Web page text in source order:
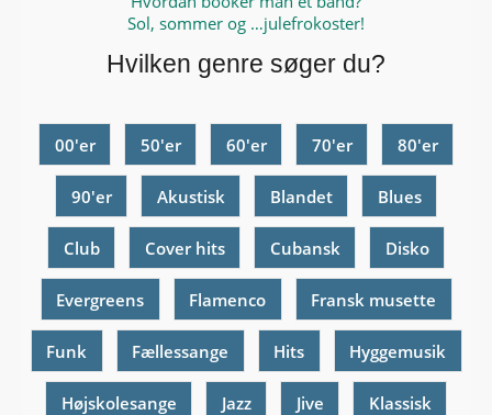
Sol, sommer og …julefrokoster!
Hvilken genre søger du?
00'er 50'er 60'er 70'er 80'er
90'er Akustisk Blandet Blues
Club Cover hits Cubansk Disko
Evergreens Flamenco Fransk musette
Funk Fællessange Hits Hyggemusik
Højskolesange Jazz Jive Klassisk